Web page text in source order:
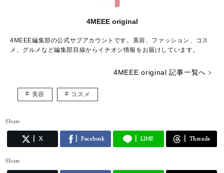
4MEEE original
4MEEE編集部の公式サブアカウントです。美容、ファッション、コス
メ、グルメなど編集部目線からイチオシ情報をお届けしています。
4MEEE original 記事一覧へ
美容 コスメ
Share
X Facebook LINE Threads
Share